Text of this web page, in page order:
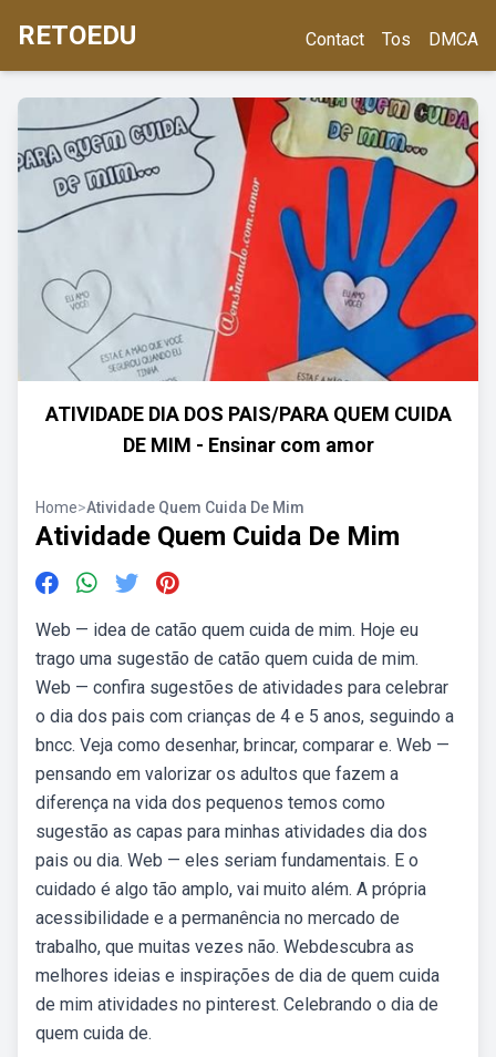
RETOEDU Contact Tos DMCA
ATIVIDADE DIA DOS PAIS/PARA QUEM CUIDA
DE MIM - Ensinar com amor
Home>Atividade Quem Cuida De Mim
Atividade Quem Cuida De Mim
Web — idea de catão quem cuida de mim. Hoje eu
trago uma sugestão de catão quem cuida de mim.
Web — confira sugestões de atividades para celebrar
o dia dos pais com crianças de 4 e 5 anos, seguindo a
bncc. Veja como desenhar, brincar, comparar e. Web —
pensando em valorizar os adultos que fazem a
diferença na vida dos pequenos temos como
sugestão as capas para minhas atividades dia dos
pais ou dia. Web — eles seriam fundamentais. E o
cuidado é algo tão amplo, vai muito além. A própria
acessibilidade e a permanência no mercado de
trabalho, que muitas vezes não. Webdescubra as
melhores ideias e inspirações de dia de quem cuida
de mim atividades no pinterest. Celebrando o dia de
quem cuida de.